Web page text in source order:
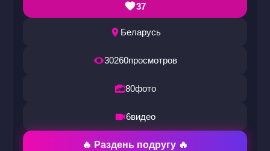
37
Беларусь
30260просмотров
80фото
6видео
🔥 Раздень подругу 🔥